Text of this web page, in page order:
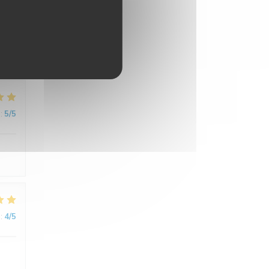
: 5/5
: 4/5